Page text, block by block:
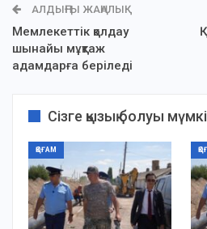
АЛДЫҢҒЫ ЖАҢАЛЫҚ
Мемлекеттік қолдау
шынайы мұқтаж
адамдарға беріледі
Сізге қызық болуы
ҚОҒАМ